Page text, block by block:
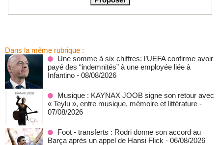
Dans la même rubrique :
Une somme à six chiffres: l’UEFA confirme avoir
payé des “indemnités” à une employée liée à
Infantino - 08/08/2026
Musique : KAYNAX JOOB signe son retour avec
« Teylu », entre musique, mémoire et littérature -
07/08/2026
Foot - transferts : Rodri donne son accord au
Barça après un appel de Hansi Flick - 06/08/2026